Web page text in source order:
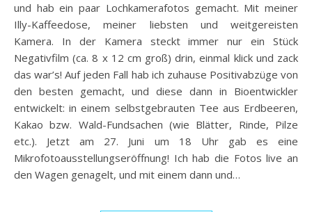
und hab ein paar Lochkamerafotos gemacht. Mit meiner
Illy-Kaffeedose, meiner liebsten und weitgereisten
Kamera. In der Kamera steckt immer nur ein Stück
Negativfilm (ca. 8 x 12 cm groß) drin, einmal klick und zack
das war’s! Auf jeden Fall hab ich zuhause Positivabzüge von
den besten gemacht, und diese dann in Bioentwickler
entwickelt: in einem selbstgebrauten Tee aus Erdbeeren,
Kakao bzw. Wald-Fundsachen (wie Blätter, Rinde, Pilze
etc.). Jetzt am 27. Juni um 18 Uhr gab es eine
Mikrofotoausstellungseröffnung! Ich hab die Fotos live an
den Wagen genagelt, und mit einem dann und…